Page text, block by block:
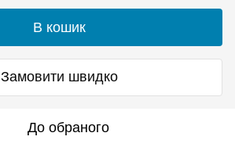
В кошик
Замовити швидко
До обраного